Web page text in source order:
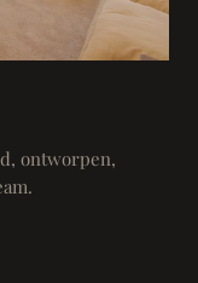
ontworpen,